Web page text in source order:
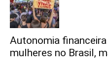
Autonomia
mulheres no Brasil,